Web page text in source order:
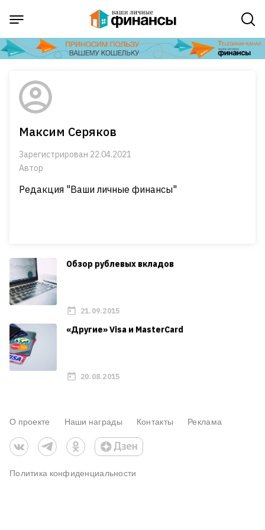
Максим Серяков
Зарегистрирован 22.04.2021
Автор
Редакция "Ваши личные финансы"
Обзор рублевых вкладов
21.09.2015
«Другие» Visa и MasterCard
20.08.2015
О проекте Наши награды Контакты Реклама
Политика конфиденциальности